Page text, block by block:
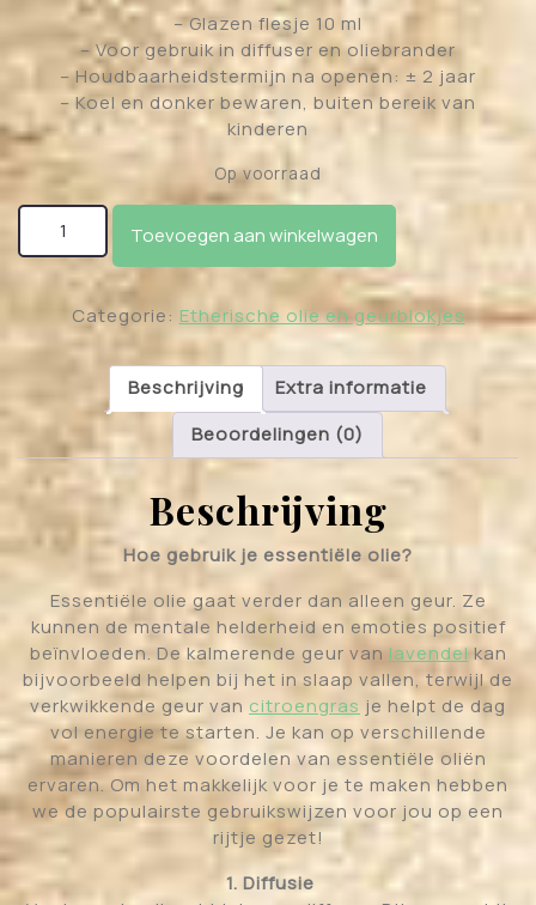
– Glazen flesje 10 ml
– Voor gebruik in diffuser en oliebrander
– Houdbaarheidstermijn na openen: ± 2 jaar
– Koel en donker bewaren, buiten bereik van
kinderen
Op voorraad
Essentiële Olie Oregano aantal
Toevoegen aan winkelwagen
Categorie: Etherische olie en geurblokjes
Beschrijving
Extra informatie
Beoordelingen (0)
Beschrijving
Hoe gebruik je essentiële olie?
Essentiële olie gaat verder dan alleen geur. Ze
kunnen de mentale helderheid en emoties positief
beïnvloeden. De kalmerende geur vanlavendelkan
bijvoorbeeld helpen bij het in slaap vallen, terwijl de
verkwikkende geur van citroengras je helpt de dag
vol energie te starten. Je kan op verschillende
manieren deze voordelen van essentiële oliën
ervaren. Om het makkelijk voor je te maken hebben
we de populairste gebruikswijzen voor jou op een
rijtje gezet!
1. Diffusie